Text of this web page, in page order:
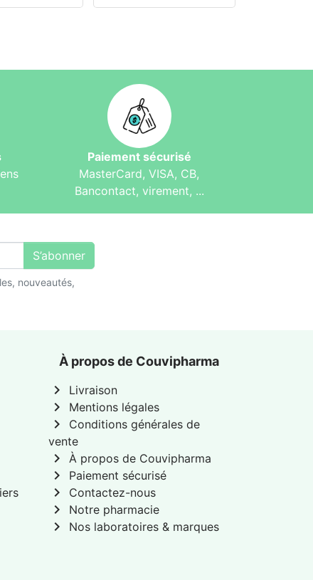
Paiement sécurisé
MasterCard, VISA, CB,
Bancontact, virement, ...
S’abonner
nouveautés,
À propos de Couvipharma
chevron_right Livraison
chevron_right Mentions légales
chevron_right
Conditions générales de
vente
chevron_right À propos de Couvipharma
chevron_right Paiement sécurisé
chevron_right Contactez-nous
chevron_right Notre pharmacie
chevron_right Nos laboratoires & marques